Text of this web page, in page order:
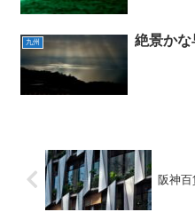
九州 絶景か
阪神